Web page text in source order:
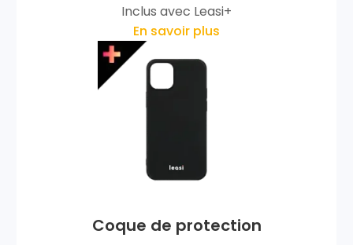
Inclus avec Leasi+
En savoir plus
Coque de protection